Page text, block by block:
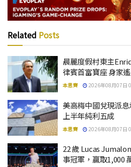
Related Posts
晨麗度假村東主
律賓首富寶座 身家
本思齊 2026年08月07日
美高梅中國兌現派
上半年純利五成
本思齊 2026年08月07日
22 歲 Lucas
事冠軍，贏取1,000